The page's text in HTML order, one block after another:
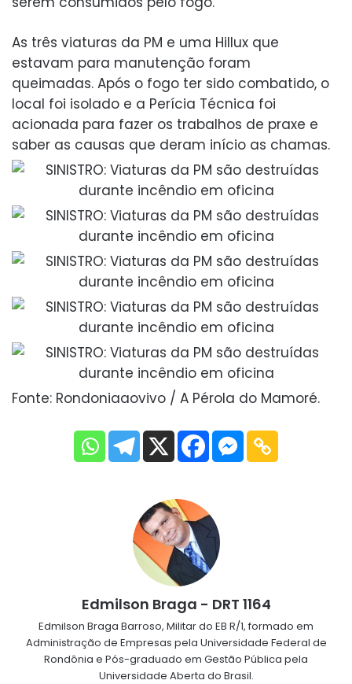
As três viaturas da PM e uma Hillux que
estavam para manutenção foram
queimadas. Após o fogo ter sido combatido, o
local foi isolado e a Perícia Técnica foi
acionada para fazer os trabalhos de praxe e
saber as causas que deram início as chamas.
Fonte: Rondoniaaovivo / A Pérola do Mamoré.
Edmilson Braga - DRT 1164
Edmilson Braga Barroso, Militar do EB R/1, formado em
Administração de Empresas pela Universidade Federal de
Rondônia e Pós-graduado em Gestão Pública pela
Universidade Aberta do Brasil.